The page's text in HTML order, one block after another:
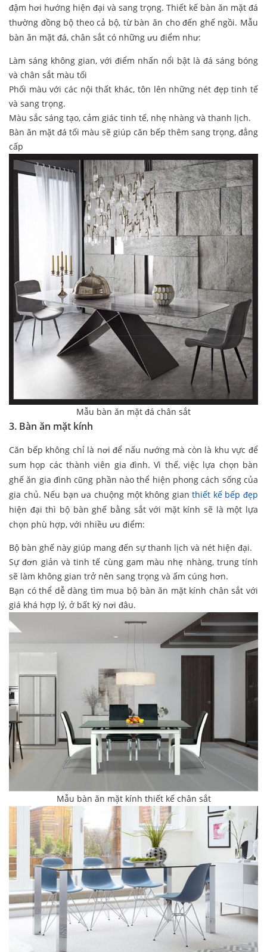
đậm hơi hướng hiện đại và sang trọng. Thiết kế bàn ăn mặt đá
thường đồng bộ theo cả bộ, từ bàn ăn cho đến ghế ngồi. Mẫu
bàn ăn mặt đá, chân sắt có những ưu điểm như:
Làm sáng không gian, với điểm nhấn nổi bật là đá sáng bóng
và chân sắt màu tối
Phối màu với các nội thất khác, tôn lên những nét đẹp tinh tế
và sang trọng.
Màu sắc sáng tạo, cảm giác tinh tế, nhẹ nhàng và thanh lịch.
Bàn ăn mặt đá tối màu sẽ giúp căn bếp thêm sang trọng, đẳng
cấp
Mẫu bàn ăn mặt đá chân sắt
3. Bàn ăn mặt kính
Căn bếp không chỉ là nơi để nấu nướng mà còn là khu vực để
sum họp các thành viên gia đình. Vì thế, việc lựa chọn bàn
ghế ăn gia đình cũng phần nào thể hiện phong cách sống của
gia chủ. Nếu bạn ưa chuộng một không gianthiết kế bếp đẹp
hiện đại thì bộ bàn ghế bằng sắt với mặt kính sẽ là một lựa
chọn phù hợp, với nhiều ưu điểm:
Bộ bàn ghế này giúp mang đến sự thanh lịch và nét hiện đại.
Sự đơn giản và tinh tế cùng gam màu nhẹ nhàng, trung tính
sẽ làm không gian trở nên sang trọng và ấm cúng hơn.
Bạn có thể dễ dàng tìm mua bộ bàn ăn mặt kính chân sắt với
giá khá hợp lý, ở bất kỳ nơi đâu.
Mẫu bàn ăn mặt kính thiết kế chân sắt